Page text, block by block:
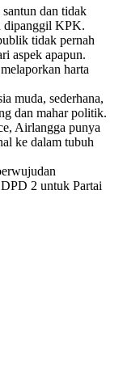
dan tidak
dipanggil KPK.
tidak pernah
aspek apapun.
harta
muda, sederhana,
dan mahar politik.
Airlangga punya
ke dalam tubuh
2 untuk Partai